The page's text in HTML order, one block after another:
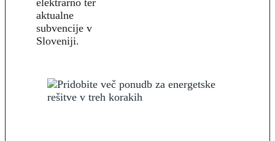
elektrarno ter
aktualne
subvencije v
Sloveniji.